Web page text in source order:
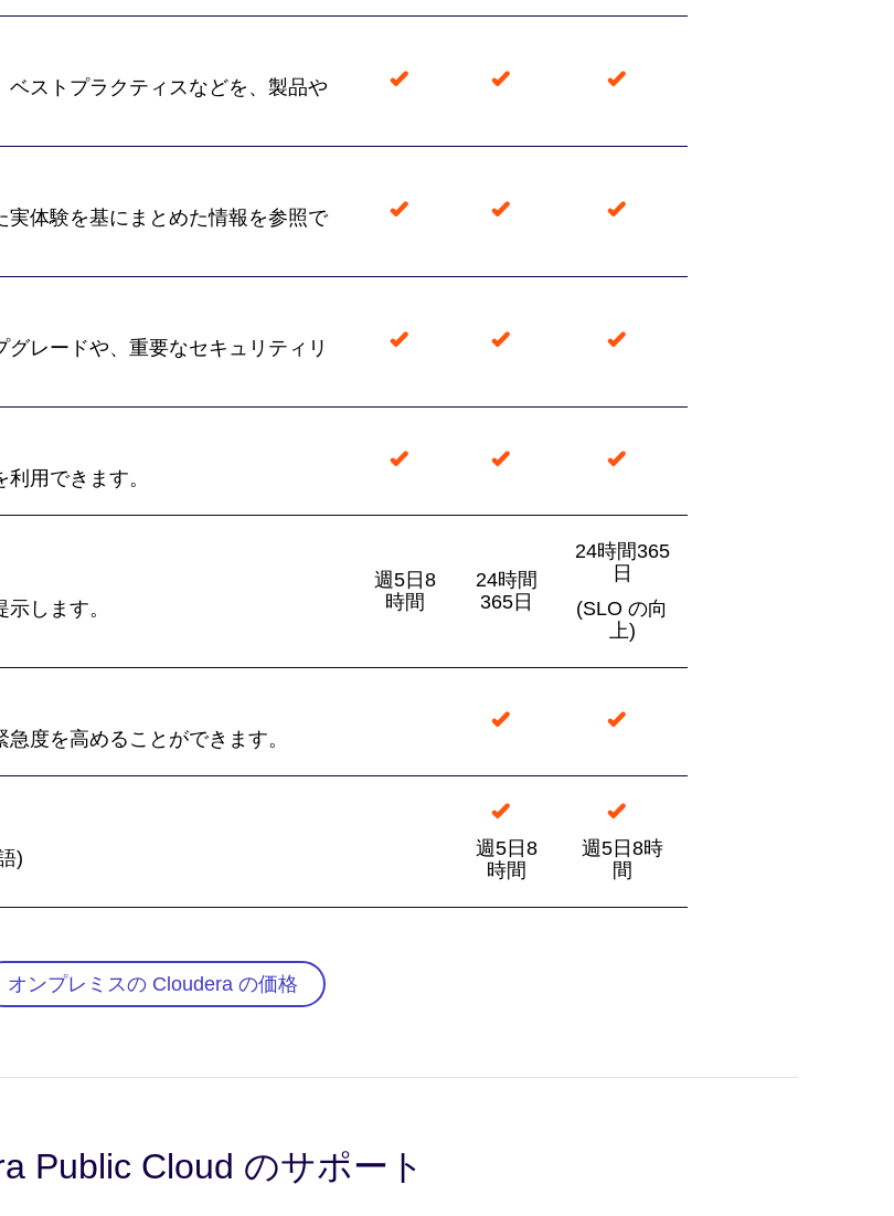
ストプラクティスなどを、製品や
体験を基にまとめた情報を参照で
レードや、重要なセキュリティリ
用できます。
します。
週5日8
時間
24時間
365日
24時間365
日
(SLO の向
上)
度を高めることができます。
)
週5日8
時間
週5日8時
間
オンプレミスの Cloudera の価格
Public Cloud のサポート